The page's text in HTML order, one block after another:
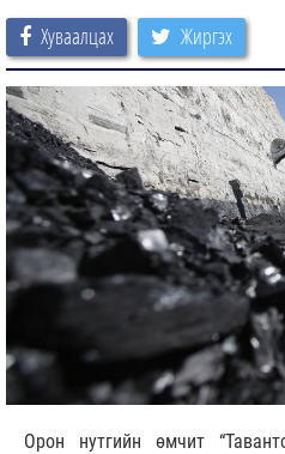
Хуваалцах Жиргэх
Орон нутгийн өмчит